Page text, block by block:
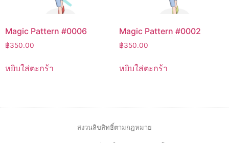
Magic Pattern #0006
฿350.00
หยิบใส่ตะกร้า
Magic Pattern #0002
฿350.00
หยิบใส่ตะกร้า
สงวนลิขสิทธิ์ตามกฎหมาย